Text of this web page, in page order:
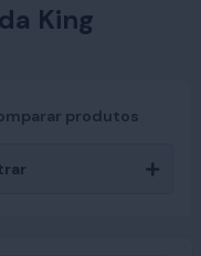
King
produtos